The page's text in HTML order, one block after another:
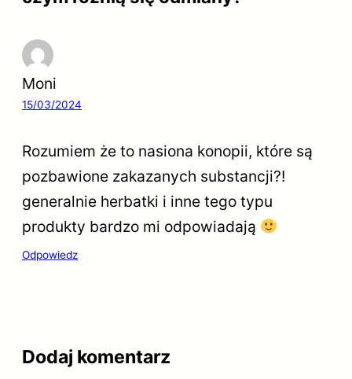
Moni
15/03/2024
Rozumiem że to nasiona konopii, które są
pozbawione zakazanych substancji?!
generalnie herbatki i inne tego typu
produkty bardzo mi odpowiadają
Odpowiedz
Dodaj komentarz